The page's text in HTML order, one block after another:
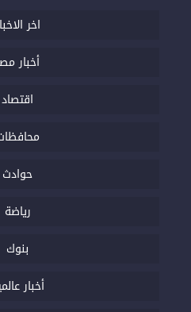
اخر
أخبار
اقتصاد
حوادث
رياضة
بنوك
أخبار